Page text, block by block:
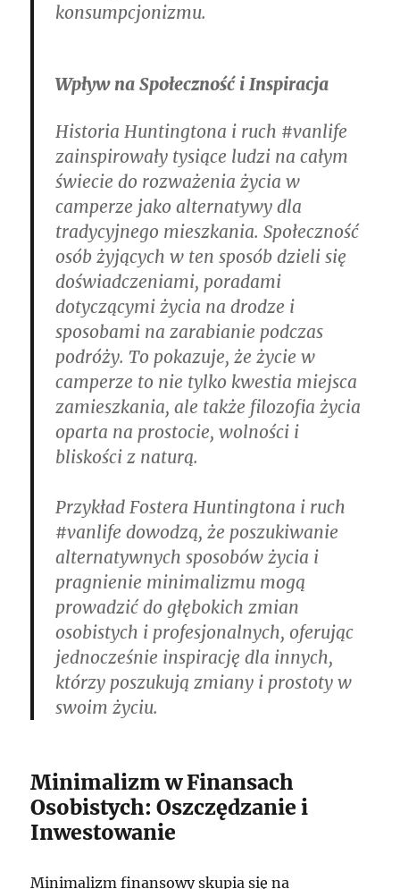
konsumpcjonizmu.
Wpływ na Społeczność i Inspiracja
Historia Huntingtona i ruch #vanlife
zainspirowały tysiące ludzi na całym
świecie do rozważenia życia w
camperze jako alternatywy dla
tradycyjnego mieszkania. Społeczność
osób żyjących w ten sposób dzieli się
doświadczeniami, poradami
dotyczącymi życia na drodze i
sposobami na zarabianie podczas
podróży. To pokazuje, że życie w
camperze to nie tylko kwestia miejsca
zamieszkania, ale także filozofia życia
oparta na prostocie, wolności i
bliskości z naturą.
Przykład Fostera Huntingtona i ruch
#vanlife dowodzą, że poszukiwanie
alternatywnych sposobów życia i
pragnienie minimalizmu mogą
prowadzić do głębokich zmian
osobistych i profesjonalnych, oferując
jednocześnie inspirację dla innych,
którzy poszukują zmiany i prostoty w
swoim życiu.
Minimalizm w Finansach
Osobistych: Oszczędzanie i
Inwestowanie
Minimalizm finansowy skupia się na